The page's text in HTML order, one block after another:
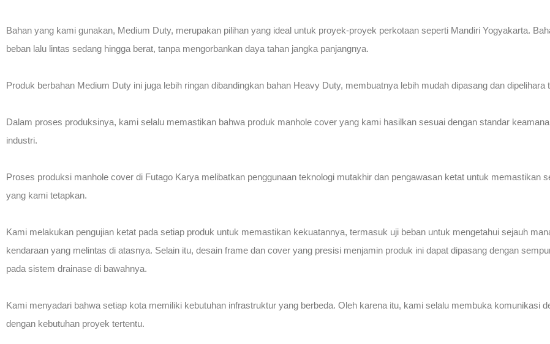
Bahan yang kami gunakan, Medium Duty, merupakan pilihan yang ideal untuk proyek-proyek perkotaan seperti Mandiri Yogyakarta.
beban lalu lintas sedang hingga berat, tanpa mengorbankan daya tahan jangka panjangnya.
Produk berbahan Medium Duty ini juga lebih ringan dibandingkan bahan Heavy Duty, membuatnya lebih mudah dipasang dan
Dalam proses produksinya, kami selalu memastikan bahwa produk manhole cover yang kami hasilkan sesuai dengan standar
industri.
Proses produksi manhole cover di Futago Karya melibatkan penggunaan teknologi mutakhir dan pengawasan ketat untuk memastikan
yang kami tetapkan.
Kami melakukan pengujian ketat pada setiap produk untuk memastikan kekuatannya, termasuk uji beban untuk mengetahui sejauh
kendaraan yang melintas di atasnya. Selain itu, desain frame dan cover yang presisi menjamin produk ini dapat dipasang dengan
pada sistem drainase di bawahnya.
Kami menyadari bahwa setiap kota memiliki kebutuhan infrastruktur yang berbeda. Oleh karena itu, kami selalu membuka komunikasi
dengan kebutuhan proyek tertentu.